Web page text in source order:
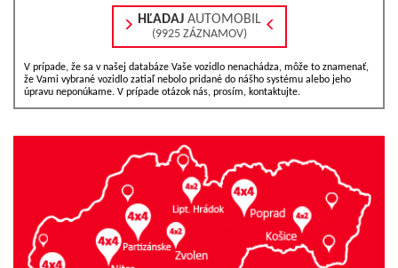
HĽADAJAUTOMOBIL
(9925 ZÁZNAMOV)
V prípade, že sa v našej databáze Vaše vozidlo nenachádza, môže to znamenať,
že Vami vybrané vozidlo zatiaľ nebolo pridané do nášho systému alebo jeho
úpravu neponúkame. V prípade otázok nás, prosím, kontaktujte.